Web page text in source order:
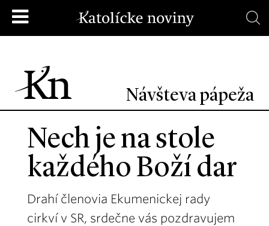
Návšteva pápeža
Nech je na stole
každého Boží dar
Drahí členovia Ekumenickej rady
cirkví v SR, srdečne vás pozdravujem